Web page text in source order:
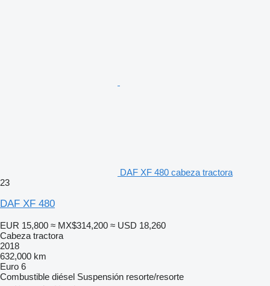
DAF XF 480 cabeza tractora
23
DAF XF 480
EUR 15,800 ≈ MX$314,200 ≈ USD 18,260
Cabeza tractora
2018
632,000 km
Euro 6
Combustible diésel Suspensión resorte/resorte